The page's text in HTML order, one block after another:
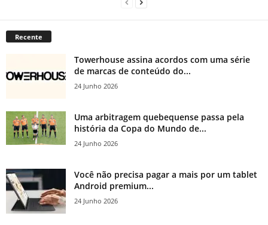
Recente
Towerhouse assina acordos com uma série
de marcas de conteúdo do...
24 Junho 2026
Uma arbitragem quebequense passa pela
história da Copa do Mundo de...
24 Junho 2026
Você não precisa pagar a mais por um tablet
Android premium...
24 Junho 2026